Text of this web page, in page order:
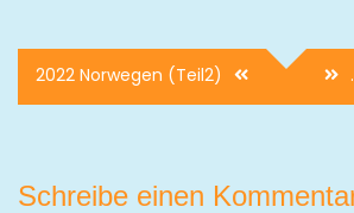
Beitragsnavigation
2022 Norwegen (Teil2)
Schreibe einen